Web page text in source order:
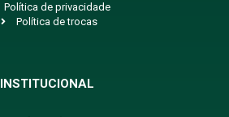
Política de privacidade
Política de trocas
INSTITUCIONAL